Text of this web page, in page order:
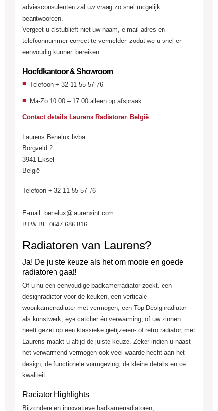
adviesconsulenten zal uw vraag zo snel mogelijk
beantwoorden.
Vergeet u alstublieft niet uw naam, e-mail adres en
telefoonnummer correct te vermelden zodat we u snel en
eenvoudig kunnen bereiken.
Hoofdkantoor & Showroom
Telefoon + 32 11 55 57 76
Ma-Zo 10:00 – 17:00 alleen op afspraak
Contact details Laurens Radiatoren België
Laurens Benelux bvba
Borgveld 2
3941 Eksel
België
Telefoon + 32 11 55 57 76
E-mail: benelux@laurensint.com
BTW BE 0647 686 816
Radiatoren van Laurens?
Ja! De juiste keuze als het om mooie en goede
radiatoren gaat!
Of u nu een eenvoudige badkamerradiator zoekt, een
designradiator voor de keuken, een verticale
woonkamerradiator met vermogen, een Top Designradiator
als kunstwerk, eye catcher én verwarming, of uw zinnen
heeft gezet op een klassieke gietijzeren- of retro radiator, met
Laurens maakt u altijd de juiste keuze. Zeker indien u naast
het verwarmend vermogen ook veel waarde hecht aan het
design, de functionele vormgeving, de kleine details en de
kwaliteit.
Radiator Highlights
Bijzondere en innovatieve badkamerradiatoren,